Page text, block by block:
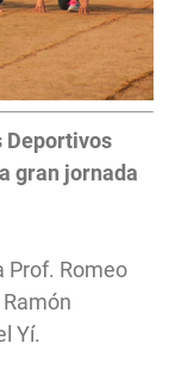
Deportivos
gran jornada
Prof. Romeo
Yí.